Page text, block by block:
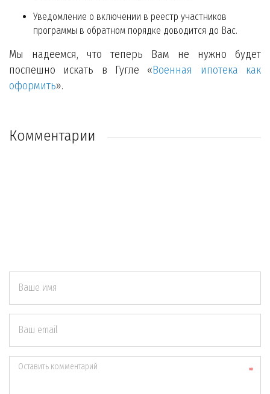
Уведомление о включении в реестр участников
программы в обратном порядке доводится до Вас.
Мы надеемся, что теперь Вам не нужно будет
поспешно искать в Гугле «Военная ипотека как
оформить».
Комментарии
Ваше имя
Ваш email
Оставить комментарий